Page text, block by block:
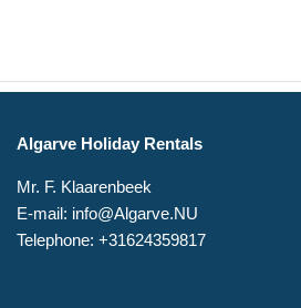
Algarve Holiday Rentals
Mr. F. Klaarenbeek
E-mail: info@Algarve.NU
Telephone: +31624359817